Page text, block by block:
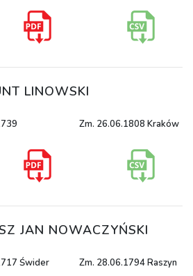
LINOWSKI
Zm. 26.06.1808 Kraków
JAN NOWACZYŃSKI
Świder
Zm. 28.06.1794 Raszyn